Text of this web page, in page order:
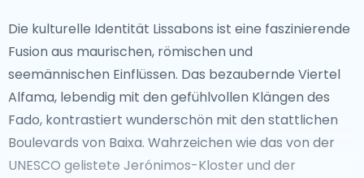
Die kulturelle Identität Lissabons ist eine faszinierende
Fusion aus maurischen, römischen und
seemännischen Einflüssen. Das bezaubernde Viertel
Alfama, lebendig mit den gefühlvollen Klängen des
Fado, kontrastiert wunderschön mit den stattlichen
Boulevards von Baixa. Wahrzeichen wie das von der
UNESCO gelistete Jerónimos-Kloster und der